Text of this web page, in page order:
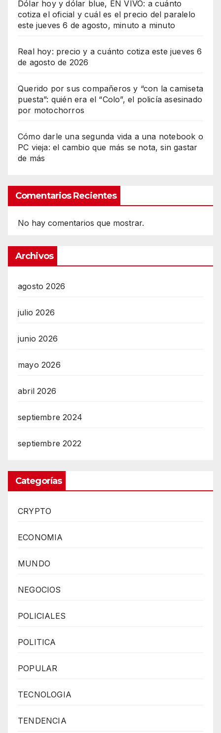
Dólar hoy y dólar blue, EN VIVO: a cuánto
cotiza el oficial y cuál es el precio del paralelo
este jueves 6 de agosto, minuto a minuto
Real hoy: precio y a cuánto cotiza este jueves 6
de agosto de 2026
Querido por sus compañeros y “con la camiseta
puesta”: quién era el “Colo”, el policía asesinado
por motochorros
Cómo darle una segunda vida a una notebook o
PC vieja: el cambio que más se nota, sin gastar
de más
Comentarios Recientes
No hay comentarios que mostrar.
Archivos
agosto 2026
julio 2026
junio 2026
mayo 2026
abril 2026
septiembre 2024
septiembre 2022
Categorías
CRYPTO
ECONOMIA
MUNDO
NEGOCIOS
POLICIALES
POLITICA
POPULAR
TECNOLOGIA
TENDENCIA